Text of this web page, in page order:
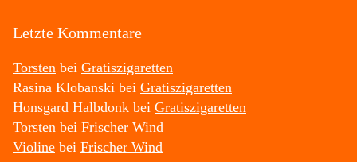
Letzte Kommentare
Torsten bei Gratiszigaretten
Rasina Klobanski bei Gratiszigaretten
Honsgard Halbdonk bei Gratiszigaretten
Torsten bei Frischer Wind
Violine bei Frischer Wind